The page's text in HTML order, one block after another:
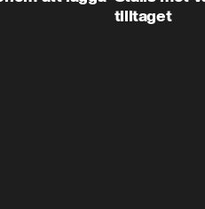
tilltaget